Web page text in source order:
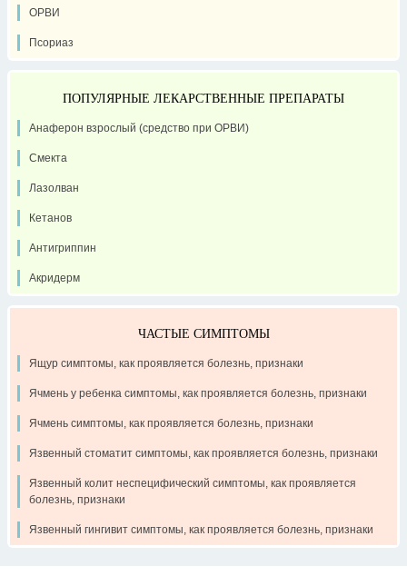
ОРВИ
Псориаз
ПОПУЛЯРНЫЕ ЛЕКАРСТВЕННЫЕ ПРЕПАРАТЫ
Анаферон взрослый (средство при ОРВИ)
Смекта
Лазолван
Кетанов
Антигриппин
Акридерм
ЧАСТЫЕ СИМПТОМЫ
Ящур симптомы, как проявляется болезнь, признаки
Ячмень у ребенка симптомы, как проявляется болезнь, признаки
Ячмень симптомы, как проявляется болезнь, признаки
Язвенный стоматит симптомы, как проявляется болезнь, признаки
Язвенный колит неспецифический симптомы, как проявляется
болезнь, признаки
Язвенный гингивит симптомы, как проявляется болезнь, признаки